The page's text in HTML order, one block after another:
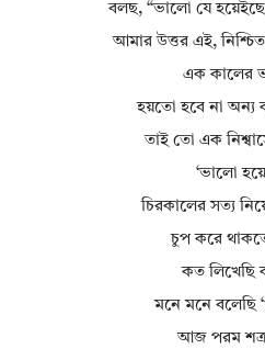
বলছ, “ভালো যে
আমার উত্তর এই,
এক কালের
হয়তো হবে না অন্য
তাই তো এক
‘ভালো
চিরকালের সত্য
চুপ করে
কত লিখেছি
মনে মনে বলেছি
আজ পরম